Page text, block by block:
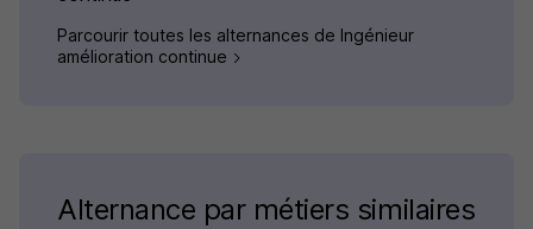
Parcourir toutes les alternances de Ingénieur
amélioration continue
Alternance par métiers similaires